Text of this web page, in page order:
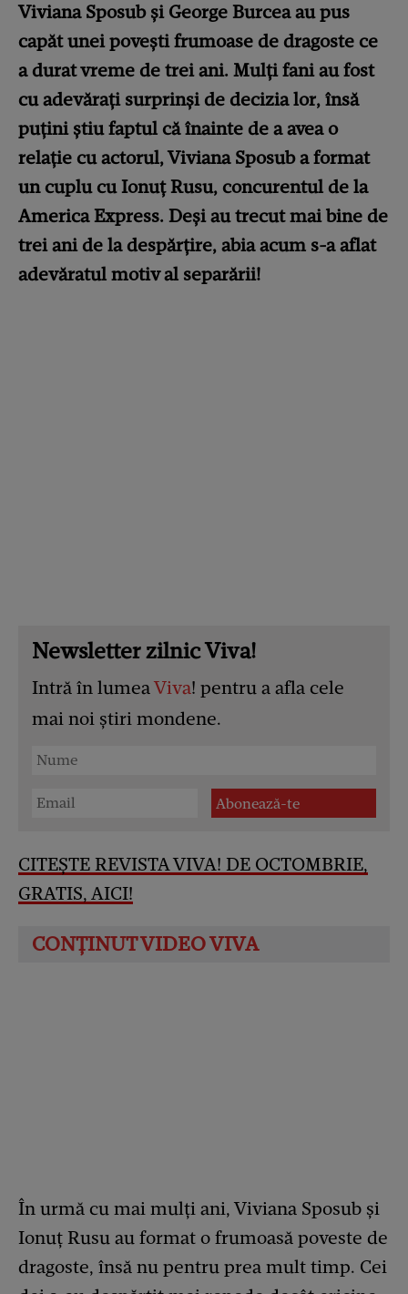
Viviana Sposub și George Burcea au pus
capăt unei povești frumoase de dragoste ce
a durat vreme de trei ani. Mulți fani au fost
cu adevărați surprinși de decizia lor, însă
puțini știu faptul că înainte de a avea o
relație cu actorul, Viviana Sposub a format
un cuplu cu Ionuț Rusu, concurentul de la
America Express. Deși au trecut mai bine de
trei ani de la despărțire, abia acum s-a aflat
adevăratul motiv al separării!
Newsletter zilnic Viva!
Intră în lumeaViva! pentru a afla cele
mai noi știri mondene.
CITEȘTE REVISTA VIVA! DE OCTOMBRIE,
GRATIS, AICI!
În urmă cu mai mulți ani, Viviana Sposub și
Ionuț Rusu au format o frumoasă poveste de
dragoste, însă nu pentru prea mult timp. Cei